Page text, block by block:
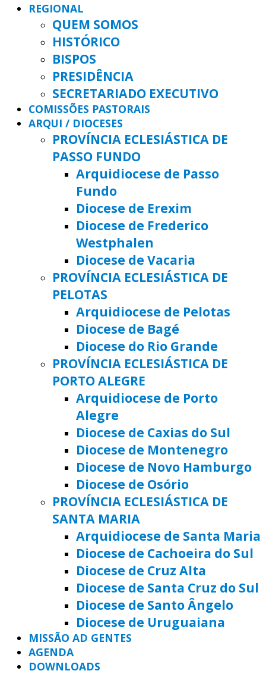
REGIONAL
QUEM SOMOS
HISTÓRICO
BISPOS
PRESIDÊNCIA
SECRETARIADO EXECUTIVO
COMISSÕES PASTORAIS
ARQUI / DIOCESES
PROVÍNCIA ECLESIÁSTICA DE
PASSO FUNDO
Arquidiocese de Passo
Fundo
Diocese de Erexim
Diocese de Frederico
Westphalen
Diocese de Vacaria
PROVÍNCIA ECLESIÁSTICA DE
PELOTAS
Arquidiocese de Pelotas
Diocese de Bagé
Diocese do Rio Grande
PROVÍNCIA ECLESIÁSTICA DE
PORTO ALEGRE
Arquidiocese de Porto
Alegre
Diocese de Caxias do Sul
Diocese de Montenegro
Diocese de Novo Hamburgo
Diocese de Osório
PROVÍNCIA ECLESIÁSTICA DE
SANTA MARIA
Arquidiocese de Santa Maria
Diocese de Cachoeira do Sul
Diocese de Cruz Alta
Diocese de Santa Cruz do Sul
Diocese de Santo Ângelo
Diocese de Uruguaiana
MISSÃO AD GENTES
AGENDA
DOWNLOADS